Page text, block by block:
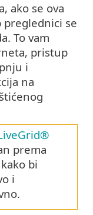
ako se ova
preglednici se
To vam
pristup
i
na
prema
bi
i